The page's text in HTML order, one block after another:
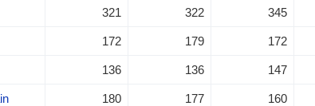
321 322 345
172 179 172
136 136 147
180 177 160